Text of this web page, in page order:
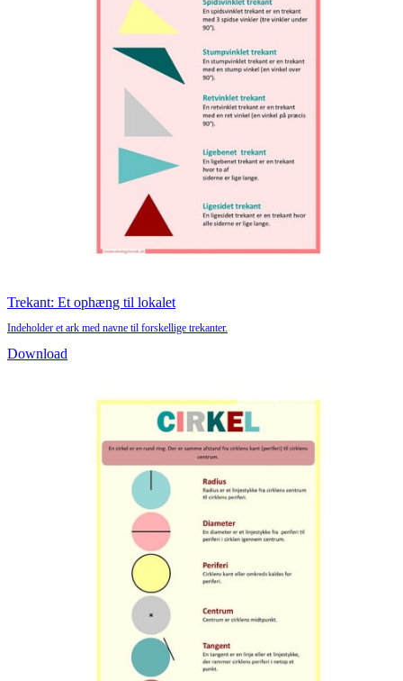
Trekant: Et ophæng til lokalet
Indeholder et ark med navne til forskellige trekanter.
Download